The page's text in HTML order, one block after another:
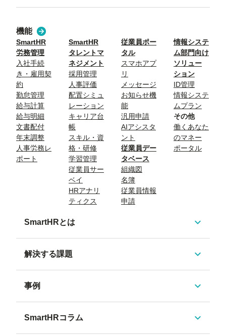
機能
SmartHR
労務管理
入社手続
き・雇用契
約
勤怠管理
給与計算
給与明細
文書配付
年末調整
人事労務レ
ポート
SmartHR
タレントマ
ネジメント
採用管理
人事評価
配置シミュ
レーション
キャリア台
帳
スキル・資
格・研修
学習管理
従業員サー
ベイ
HRアナリ
ティクス
従業員ポー
タル
スマホアプ
リ
メッセージ
お知らせ機
能
汎用申請
AIアシスタ
ント
従業員デー
タベース
組織図
名簿
従業員情報
申請
情報システ
ム部門向け
ソリュー
ション
ID管理
情報システ
ムプラン
その他
働くあなた
のマネー
ポータル
SmartHRとは
解決する課題
事例
SmartHRコラム